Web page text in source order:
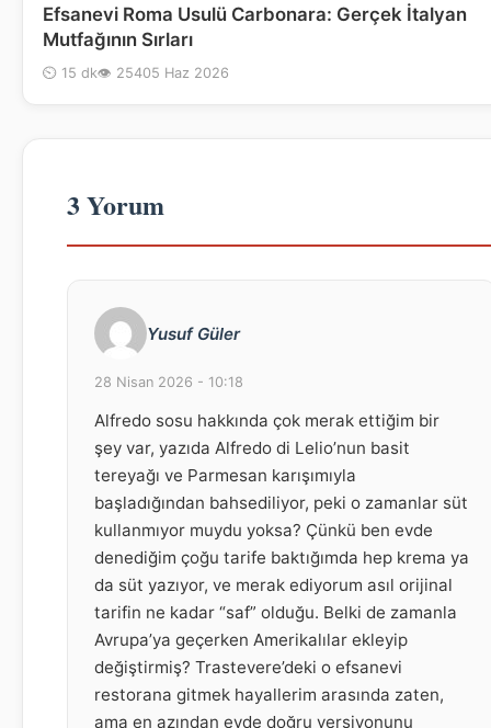
Efsanevi Roma Usulü Carbonara: Gerçek İtalyan
Mutfağının Sırları
⏲ 15 dk👁 25405 Haz 2026
3 Yorum
Yusuf Güler
28 Nisan 2026 - 10:18
Alfredo sosu hakkında çok merak ettiğim bir
şey var, yazıda Alfredo di Lelio’nun basit
tereyağı ve Parmesan karışımıyla
başladığından bahsediliyor, peki o zamanlar süt
kullanmıyor muydu yoksa? Çünkü ben evde
denediğim çoğu tarife baktığımda hep krema ya
da süt yazıyor, ve merak ediyorum asıl orijinal
tarifin ne kadar “saf” olduğu. Belki de zamanla
Avrupa’ya geçerken Amerikalılar ekleyip
değiştirmiş? Trastevere’deki o efsanevi
restorana gitmek hayallerim arasında zaten,
ama en azından evde doğru versiyonunu